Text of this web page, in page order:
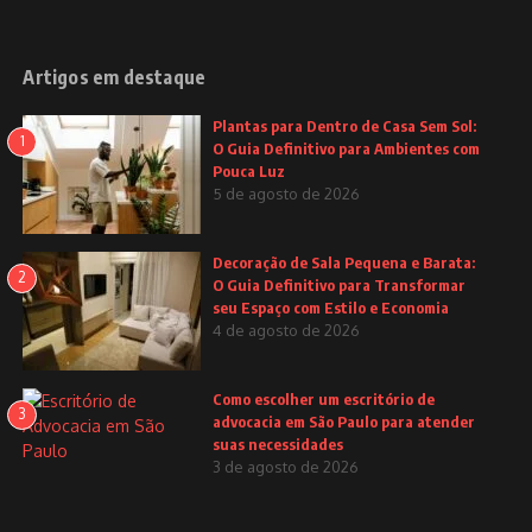
Artigos em destaque
1
Plantas para Dentro de Casa Sem Sol:
O Guia Definitivo para Ambientes com
Pouca Luz
5 de agosto de 2026
2
Decoração de Sala Pequena e Barata:
O Guia Definitivo para Transformar
seu Espaço com Estilo e Economia
4 de agosto de 2026
3
Como escolher um escritório de
advocacia em São Paulo para atender
suas necessidades
3 de agosto de 2026